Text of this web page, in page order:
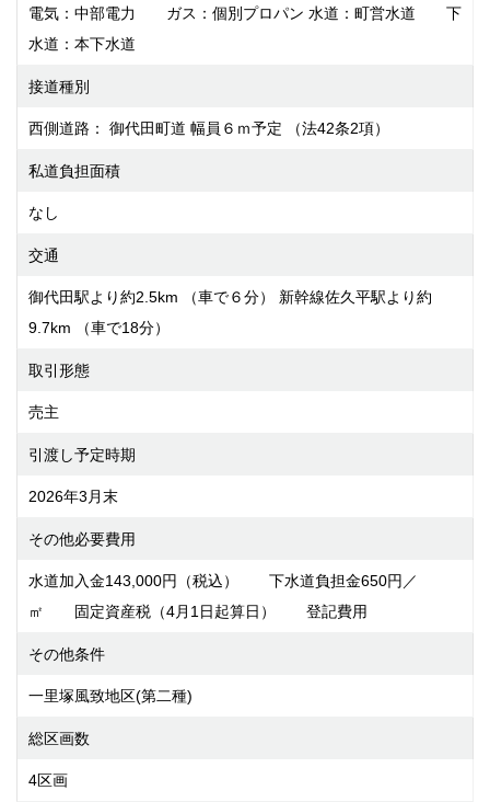
電気：中部電力 ガス：個別プロパン 水道：町営水道 下
水道：本下水道
接道種別
西側道路： 御代田町道 幅員６ｍ予定 （法42条2項）
私道負担面積
なし
交通
御代田駅より約2.5km （車で６分） 新幹線佐久平駅より約
9.7km （車で18分）
取引形態
売主
引渡し予定時期
2026年3月末
その他必要費用
水道加入金143,000円（税込） 下水道負担金650円／
㎡ 固定資産税（4月1日起算日） 登記費用
その他条件
一里塚風致地区(第二種)
総区画数
4区画